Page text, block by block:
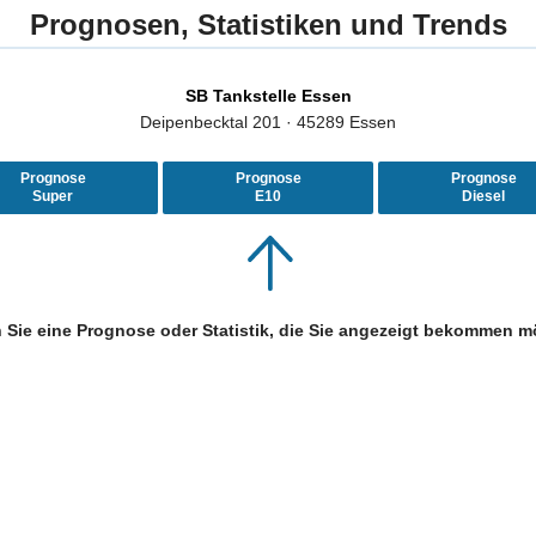
Prognosen, Statistiken und Trends
SB Tankstelle Essen
Deipenbecktal 201 · 45289 Essen
Prognose
Super
Prognose
E10
Prognose
Diesel
Sie eine Prognose oder Statistik, die Sie angezeigt bekommen